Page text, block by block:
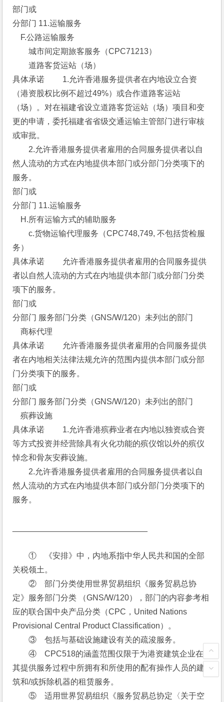
部门或
分部门 11.运输服务
F.公路运输服务
城市间定期旅客服务（CPC71213）
道路客货运站（场）
具体承诺 　　1.允许香港服务提供者在内地设立合资
（港资股权比例不超过49%）或合作道路客运站
（场）。对在福建省设立道路客货运站（场）项目和变
更的申请，委托福建省省级交通运输主管部门进行审核
或审批。
2.允许香港服务提供者雇用的合同服务提供者以自
然人流动的方式在内地提供本部门或分部门分类项下的
服务。
部门或
分部门 11.运输服务
H.所有运输方式的辅助服务
c.货物运输代理服务（CPC748,749, 不包括货检服
务）
具体承诺 　　允许香港服务提供者雇用的合同服务提供
者以自然人流动的方式在内地提供本部门或分部门分类
项下的服务。
部门或
分部门 服务部门分类（GNS/W/120）未列出的部门
商标代理
具体承诺 　　允许香港服务提供者雇用的合同服务提供
者在内地相关法律法规允许的范围内提供本部门或分部
门分类项下的服务。
部门或
分部门 服务部门分类（GNS/W/120）未列出的部门
殡葬设施
具体承诺 　　1.允许香港殡葬业者在内地以独资或合资
等方式投资并经营除具有火化功能的殡仪馆以外的殡仪
悼念和骨灰安葬设施。
2.允许香港服务提供者雇用的合同服务提供者以自
然人流动的方式在内地提供本部门或分部门分类项下的
服务。
①　《安排》中，内地系指中华人民共和国的全部
关税领土。
②　部门分类使用世界贸易组织《服务贸易总协
定》服务部门分类 （GNS/W/120），部门的内容参考相
应的联合国中央产品分类（CPC，United Nations
Provisional Central Product Classification）。
③　包括与基础设施建设有关的疏浚服务。
④　CPC518的涵盖范围仅限于为港资建筑企业在
其提供服务过程中所拥有和所使用的配有操作人员的建
筑和/或拆除机器的租赁服务。
⑤　适用世界贸易组织《服务贸易总协定〈关于空